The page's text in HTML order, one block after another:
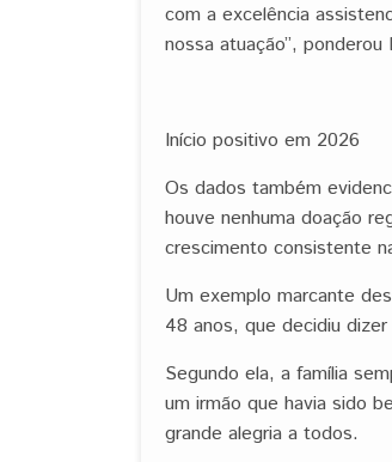
com a excelência
nossa atuação”, ponderou
Início positivo em 2026
Os dados também
houve nenhuma doação
crescimento consistente
Um exemplo marcante
48 anos, que decidiu dizer
Segundo ela, a família
um irmão que havia sido
grande alegria a todos.